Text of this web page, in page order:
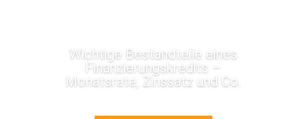
Wichtige Bestandteile eines
Finanzierungskredits –
Monatsrate, Zinssatz und Co.